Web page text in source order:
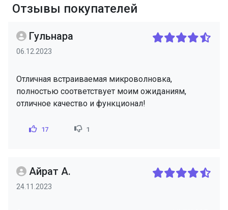
Отзывы покупателей
Гульнара
06.12.2023
Отличная встраиваемая микроволновка,
полностью соответствует моим ожиданиям,
отличное качество и функционал!
17 1
Айрат А.
24.11.2023